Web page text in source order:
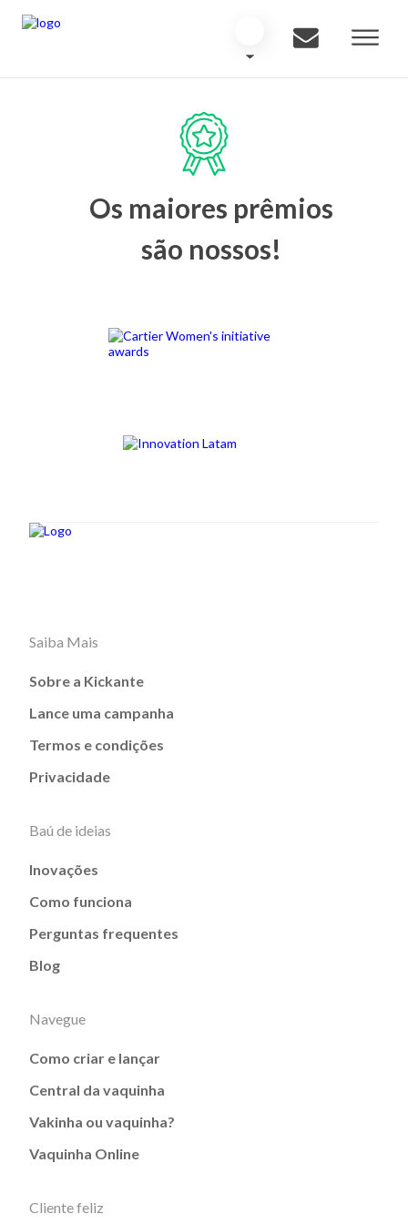
Os maiores prêmios
são nossos!
Saiba Mais
Sobre a Kickante
Lance uma campanha
Termos e condições
Privacidade
Baú de ideias
Inovações
Como funciona
Perguntas frequentes
Blog
Navegue
Como criar e lançar
Central da vaquinha
Vakinha ou vaquinha?
Vaquinha Online
Cliente feliz